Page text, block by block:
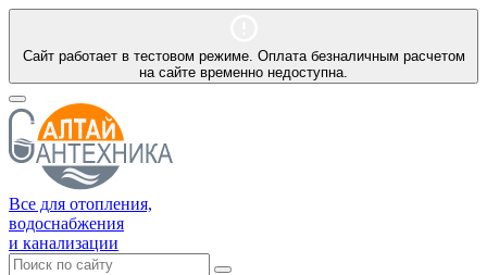
Сайт работает в тестовом режиме. Оплата безналичным расчетом
на сайте временно недоступна.
Все для отопления,
водоснабжения
и канализации